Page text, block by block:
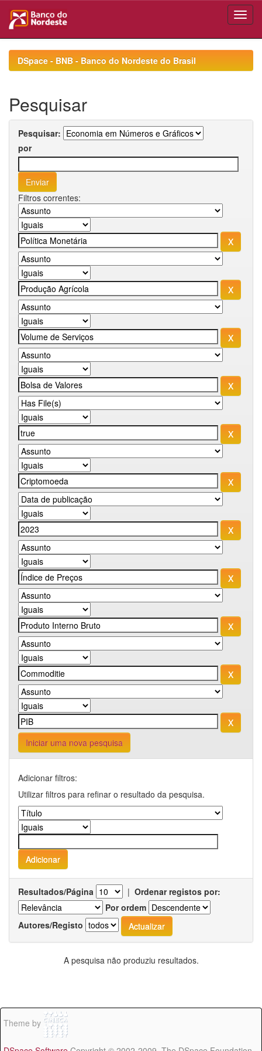
navigationDSpace - BNB - Banco do Nordeste do Brasil
Pesquisar
Pesquisar:
por
Filtros correntes:
Iniciar uma nova pesquisa
Adicionar filtros:
Utilizar filtros para refinar o resultado da pesquisa.
Resultados/Página | Ordenar registos por:
Por ordem
Autores/Registo
A pesquisa não produziu resultados.
Theme by